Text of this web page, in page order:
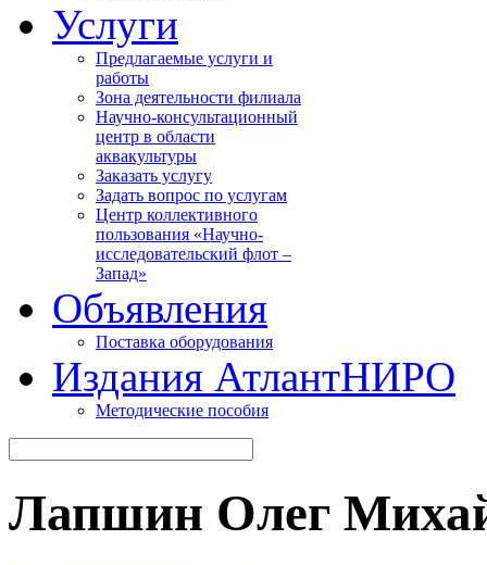
Услуги
Предлагаемые услуги и
работы
Зона деятельности филиала
Научно-консультационный
центр в области
аквакультуры
Заказать услугу
Задать вопрос по услугам
Центр коллективного
пользования «Научно-
исследовательский флот –
Запад»
Объявления
Поставка оборудования
Издания АтлантНИРО
Методические пособия
Лапшин Олег